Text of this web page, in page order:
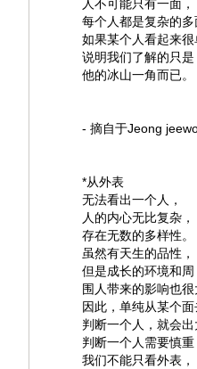
人不可能只有一面，
每个人都是复杂的多
如果某个人看起来很
说明我们了解的只是
他的冰山一角而已。
- 摘自于Jeong
*从外表
无法看出一个人，
人的内心无比复杂，
存在无数的多样性。
虽然有天生的品性，
但是成长的环境和周
围人带来的影响也很
因此，单纯从某个面
判断一个人，就会出
判断一个人需要慎重
我们不能只看外表，